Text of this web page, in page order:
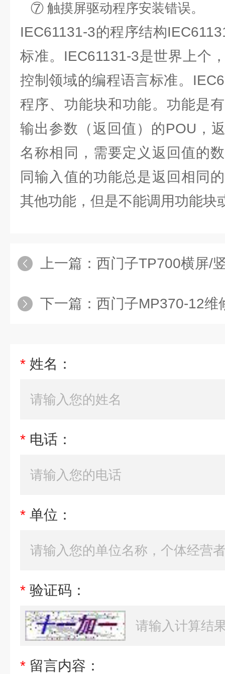
⑦ 触摸屏驱动程序安装错误。
IEC61131-3的程序结构
标准。IEC61131-3是世界上个
控制领域的编程语言标准。
程序、功能块和功能。功能是
输出参数（返回值）的POU，
名称相同，需要定义返回值的
同输入值的功能总是返回相同
其他功能，但是不能调用功能块
上一篇： 西门子TP700横屏/
下一篇： 西门子MP370-12维
* 姓名：
* 电话：
* 单位：
* 验证码：
* 留言内容：